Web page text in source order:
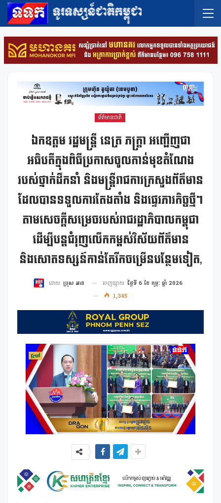
ព័ត៌មានជាតិ
ឯកឧត្តម រដ្ឋមន្ត្រី នេត្រ ភក្ត្រា អញ្ជើញជា
អធិបតីក្នុងពិធីប្រកាសចូលកាន់មុខតំណែង
របស់ថ្នាក់ដឹកនាំ និងមន្ត្រីរាជការក្រសួងព័ត៌មាន
ដែលបានទទួលការតែងតាំង និងផ្ទេរភារកិច្ចថ្មីៗ
តាមសេចក្តីសម្រេចរបស់រាជរដ្ឋាភិបាលកម្ពុជា
ដើម្បីបន្តជំរុញលើកកម្ពស់វិស័យព័ត៌មាន
និងសោតទស្សន៍កាន់តែរីកចម្រើនបន្ថែមទៀត,
ដោយ ប្រុស អាន ចេញផ្សាយ ថ្ងៃទី 6 ខែ កុម្ភៈ ឆ្នាំ 2026
1,345